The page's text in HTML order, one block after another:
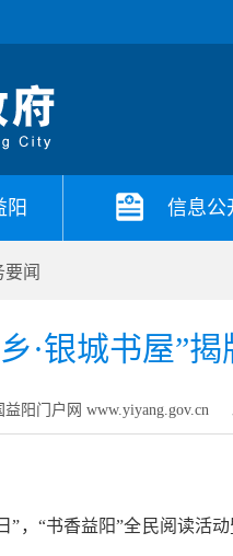
阳 信息公
要闻
·银城书屋”
益阳门户网 www.yiyang.gov.cn
“书香益阳”全民阅读活动